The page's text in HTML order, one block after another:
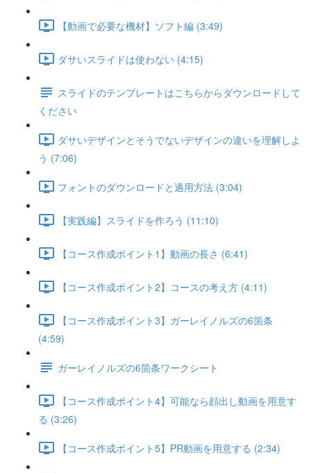
【動画で必要な機材】ソフト編 (3:49)
ダサいスライドは使わない (4:15)
スライドのテンプレートはこちらからダウンロードして
ください
ダサいデザインとそうでないデザインの違いを理解しよ
う (7:06)
フォントのダウンロードと適用方法 (3:04)
【実践編】スライドを作ろう (11:10)
【コース作成ポイント1】動画の長さ (6:41)
【コース作成ポイント2】コースの考え方 (4:11)
【コース作成ポイント3】ガーレイノルズの6箇条
(4:59)
ガーレイノルズの6箇条ワークシート
【コース作成ポイント4】可能なら顔出し動画を用意す
る (3:26)
【コース作成ポイント5】PR動画を用意する (2:34)